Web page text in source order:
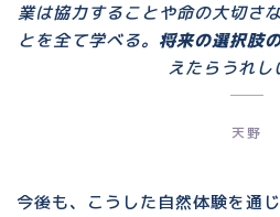
業は協力することや命の大切さ
とを全て学べる。 将来の選択肢
えたらうれし
天野
今後も、こうした自然体験を通